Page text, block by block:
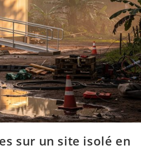
sur un site isolé en